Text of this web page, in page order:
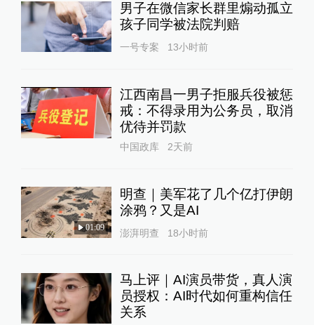
男子在微信家长群里煽动孤立
孩子同学被法院判赔
一号专案 13小时前
江西南昌一男子拒服兵役被惩
戒：不得录用为公务员，取消
优待并罚款
中国政库 2天前
01:09
明查｜美军花了几个亿打伊朗
涂鸦？又是AI
澎湃明查 18小时前
马上评｜AI演员带货，真人演
员授权：AI时代如何重构信任
关系